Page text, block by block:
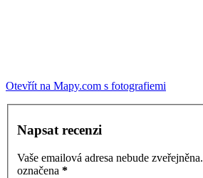
Otevřít na Mapy.com s fotografiemi
Napsat recenzi
Vaše emailová adresa nebude zveřejněna. Povinná pole jsou
označena *